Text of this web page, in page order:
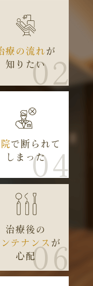
療の流れが
知りたい02
で断られて
しまった04
治療後の
ンテナンス が
心配06